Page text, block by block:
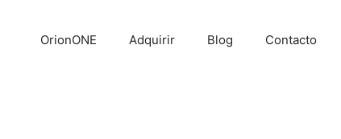
OrionONE Adquirir Blog Contacto